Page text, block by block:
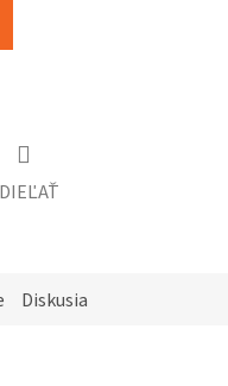
Diskusia